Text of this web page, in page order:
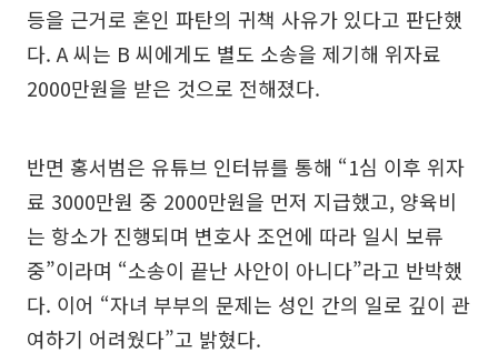
등을 근거로 혼인 파탄의 귀책 사유가 있다고 판단했
다. A 씨는 B 씨에게도 별도 소송을 제기해 위자료
2000만원을 받은 것으로 전해졌다.
반면 홍서범은 유튜브 인터뷰를 통해 “1심 이후 위자
료 3000만원 중 2000만원을 먼저 지급했고, 양육비
는 항소가 진행되며 변호사 조언에 따라 일시 보류
중”이라며 “소송이 끝난 사안이 아니다”라고 반박했
다. 이어 “자녀 부부의 문제는 성인 간의 일로 깊이 관
여하기 어려웠다”고 밝혔다.